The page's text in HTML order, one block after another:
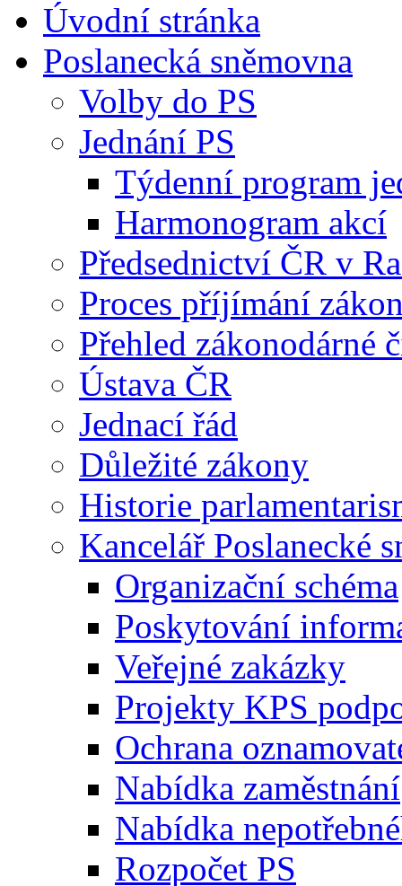
Úvodní stránka
Poslanecká sněmovna
Volby do PS
Jednání PS
Týdenní program
Harmonogram akcí
Předsednictví ČR v
Proces příjímání
Přehled zákonodárné
Ústava ČR
Jednací řád
Důležité zákony
Historie
Kancelář Poslanecké
Organizační schéma
Poskytování
Veřejné zakázky
Projekty KPS
Ochrana
Nabídka zaměstnání
Nabídka
Rozpočet PS